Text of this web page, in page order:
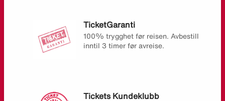
TicketGaranti
100% trygghet før reisen. Avbestill
inntil 3 timer før avreise.
Tickets Kundeklubb